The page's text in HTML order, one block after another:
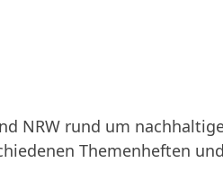
NRW rund um
Themenheften